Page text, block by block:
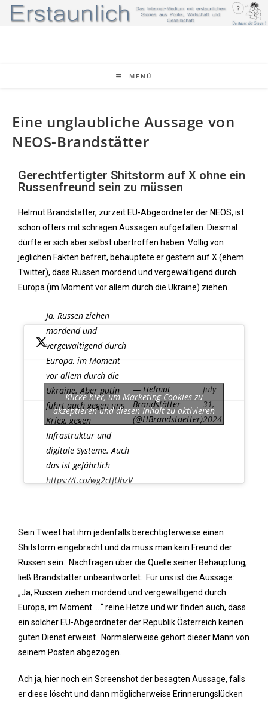
MENÜ
Eine unglaubliche Aussage von
NEOS-Brandstätter
Gerechtfertigter Shitstorm auf X ohne ein
Russenfreund sein zu müssen
Helmut Brandstätter, zurzeit EU-Abgeordneter der NEOS, ist
schon öfters mit schrägen Aussagen aufgefallen. Diesmal
dürfte er sich aber selbst übertroffen haben. Völlig von
jeglichen Fakten befreit, behauptete er gestern auf X (ehem.
Twitter), dass Russen mordend und vergewaltigend durch
Europa (im Moment vor allem durch die Ukraine) ziehen.
Ja, Russen ziehen
mordend und
vergewaltigend durch
Europa, im Moment
vor allem durch die
Ukraine. Aber putin
führt auch gegen uns
Krieg, gegen
Infrastruktur und
digitale Systeme. Auch
das ist gefährlich
https://t.co/wg2ctJUhzV
— Helmut
Brandstätter
(@HBrandstaetter)
July
31,
2024
Klicke hier, um Marketing-Cookies zu
akzeptieren und diesen Inhalt zu aktivieren
Sein Tweet hat ihm jedenfalls berechtigterweise einen
Shitstorm eingebracht und da muss man kein Freund der
Russen sein. Nachfragen über die Quelle seiner Behauptung,
ließ Brandstätter unbeantwortet. Für uns ist die Aussage:
„Ja, Russen ziehen mordend und vergewaltigend durch
Europa, im Moment ….“ reine Hetze und wir finden auch, dass
ein solcher EU-Abgeordneter der Republik Österreich keinen
guten Dienst erweist. Normalerweise gehört dieser Mann von
seinem Posten abgezogen.
Ach ja, hier noch ein Screenshot der besagten Aussage, falls
er diese löscht und dann möglicherweise Erinnerungslücken